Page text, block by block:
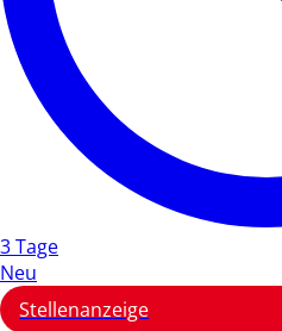
3 Tage
Neu
Stellenanzeige